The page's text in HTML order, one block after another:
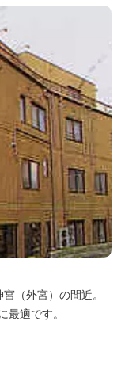
（外宮）の間近。
適です。